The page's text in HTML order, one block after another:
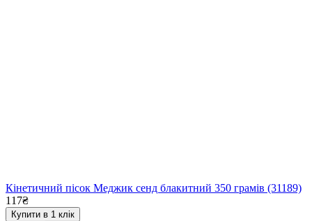
Кінетичний пісок Меджик сенд блакитний 350 грамів (31189)
117₴
Купити в 1 клік